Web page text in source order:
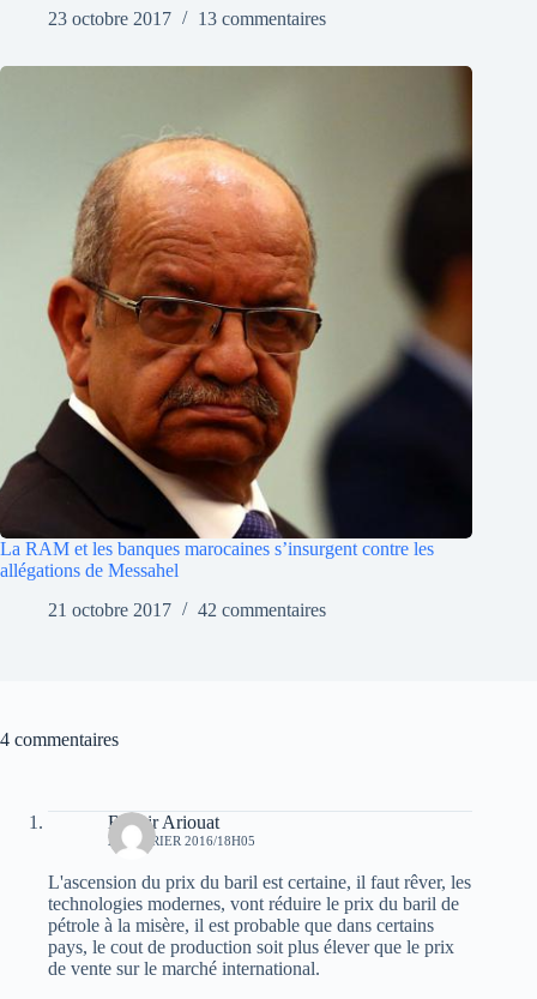
23 octobre 2017
13 commentaires
La RAM et les banques marocaines s’insurgent contre les
allégations de Messahel
21 octobre 2017
42 commentaires
4 commentaires
Bachir Ariouat
23 FÉVRIER 2016/18H05
L'ascension du prix du baril est certaine, il faut rêver, les
technologies modernes, vont réduire le prix du baril de
pétrole à la misère, il est probable que dans certains
pays, le cout de production soit plus élever que le prix
de vente sur le marché international.